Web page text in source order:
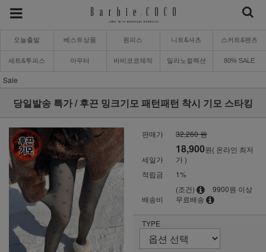
오늘출발 베스트상품 원피스 니트&셔츠 스커트&팬츠
세트&투피스 아우터 바비코코제작 밀라노컬렉션 80% SALE
Sale
당일발송 특가 / 후끈 밍크기모 패턴패턴 착시 기모 스타킹
판매가 32,260 원
세일가
18,900원( 온라인 최저
가 )
적립금
1%
배송비
(조건)
9900원 이상
무료배송
TYPE